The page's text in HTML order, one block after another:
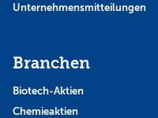
Unternehmensmitteilungen
Branchen
Biotech-Aktien
Chemieaktien